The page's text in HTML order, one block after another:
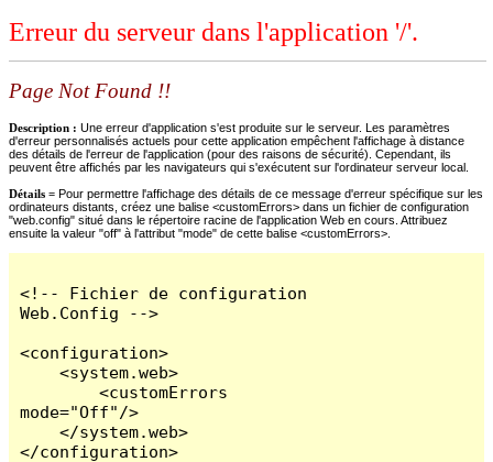
Erreur du serveur dans l'application '/'.
Page Not Found !!
Description : Une erreur d'application s'est produite sur le serveur. Les paramètres
d'erreur personnalisés actuels pour cette application empêchent l'affichage à distance
des détails de l'erreur de l'application (pour des raisons de sécurité). Cependant, ils
peuvent être affichés par les navigateurs qui s'exécutent sur l'ordinateur serveur local.
Détails = Pour permettre l'affichage des détails de ce message d'erreur spécifique sur les
ordinateurs distants, créez une balise <customErrors> dans un fichier de configuration
"web.config" situé dans le répertoire racine de l'application Web en cours. Attribuez
ensuite la valeur "off" à l'attribut "mode" de cette balise <customErrors>.
<!-- Fichier de configuration
Web.Config -->
<configuration>
    <system.web>
        <customErrors
mode="Off"/>
    </system.web>
</configuration>